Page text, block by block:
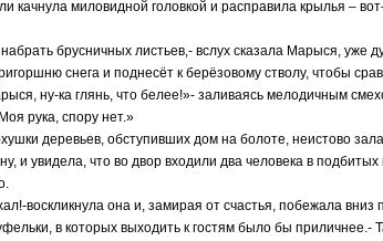
качнула миловидной головкой и расправила крылья –
брусничных листьев,- вслух сказала Марыся, уже
снега и поднесёт к берёзовому стволу, чтобы
ну-ка глянь, что белее!»- заливаясь мелодичным
рука, спору нет.»
деревьев, обступивших дом на болоте, неистово
и увидела, что во двор входили два человека в
воскликнула она и, замирая от счастья, побежала
в которых выходить к гостям было бы приличнее.-